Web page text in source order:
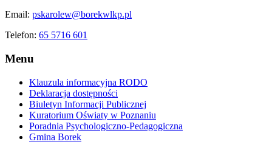
Email: pskarolew@borekwlkp.pl
Telefon: 65 5716 601
Menu
Klauzula informacyjna RODO
Deklaracja dostępności
Biuletyn Informacji Publicznej
Kuratorium Oświaty w Poznaniu
Poradnia Psychologiczno-Pedagogiczna
Gmina Borek